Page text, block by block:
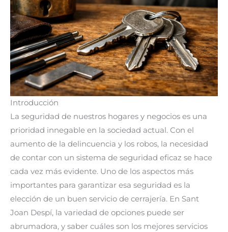
Introducción
La seguridad de nuestros hogares y negocios es una
prioridad innegable en la sociedad actual. Con el
aumento de la delincuencia y los robos, la necesidad
de contar con un sistema de seguridad eficaz se hace
cada vez más evidente. Uno de los aspectos más
importantes para garantizar esa seguridad es la
elección de un buen servicio de cerrajería. En Sant
Joan Despí, la variedad de opciones puede ser
abrumadora, y saber cuáles son los mejores servicios